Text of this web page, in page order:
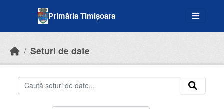
Primăria Timișoara
Seturi de date